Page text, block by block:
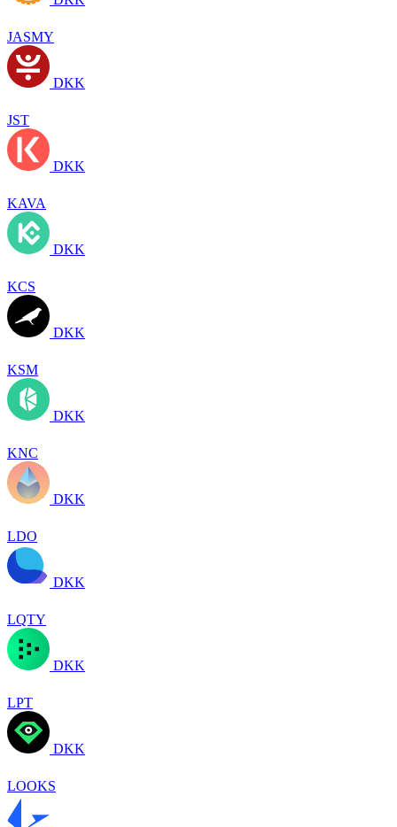
JASMY
DKK
JST
DKK
KAVA
DKK
KCS
DKK
KSM
DKK
KNC
DKK
LDO
DKK
LQTY
DKK
LPT
DKK
LOOKS